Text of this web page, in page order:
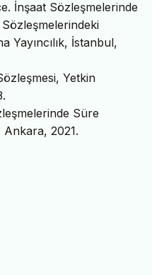
İnşaat Sözleşmelerinde
Sözleşmelerindeki
Yayıncılık, İstanbul,
Yetkin
Süre
Ankara, 2021.